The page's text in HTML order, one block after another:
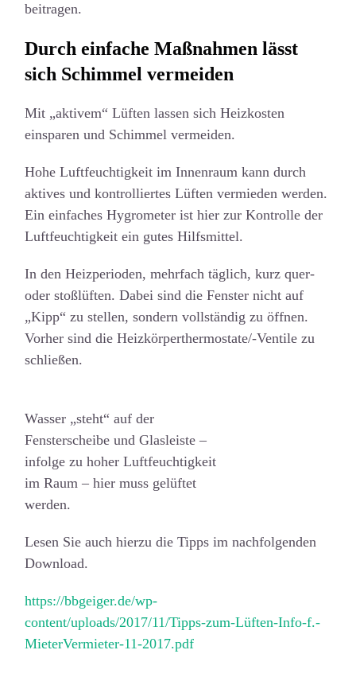
beitragen.
Durch einfache Maßnahmen lässt
sich Schimmel vermeiden
Mit „aktivem“ Lüften lassen sich Heizkosten
einsparen und Schimmel vermeiden.
Hohe Luftfeuchtigkeit im Innenraum kann durch
aktives und kontrolliertes Lüften vermieden werden.
Ein einfaches Hygrometer ist hier zur Kontrolle der
Luftfeuchtigkeit ein gutes Hilfsmittel.
In den Heizperioden, mehrfach täglich, kurz quer-
oder stoßlüften. Dabei sind die Fenster nicht auf
„Kipp“ zu stellen, sondern vollständig zu öffnen.
Vorher sind die Heizkörperthermostate/-Ventile zu
schließen.
Wasser „steht“ auf der
Fensterscheibe und Glasleiste –
infolge zu hoher Luftfeuchtigkeit
im Raum – hier muss gelüftet
werden.
Lesen Sie auch hierzu die Tipps im nachfolgenden
Download.
https://bbgeiger.de/wp-
content/uploads/2017/11/Tipps-zum-Lüften-Info-f.-
MieterVermieter-11-2017.pdf